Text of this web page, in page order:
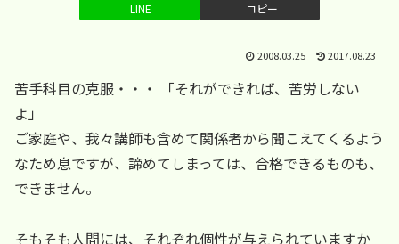
LINE コピー
2008.03.25 2017.08.23
苦手科目の克服・・・ 「それができれば、苦労しない
よ」
ご家庭や、我々講師も含めて関係者から聞こえてくるよう
なため息ですが、諦めてしまっては、合格できるものも、
できません。
そもそも人間には、それぞれ個性が与えられていますか